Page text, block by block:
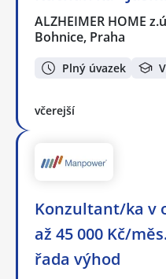
ALZHEIMER HOME
Bohnice, Praha
Plný úvazek
včerejší
Konzultant/ka v
až 45 000 Kč/
řada výhod